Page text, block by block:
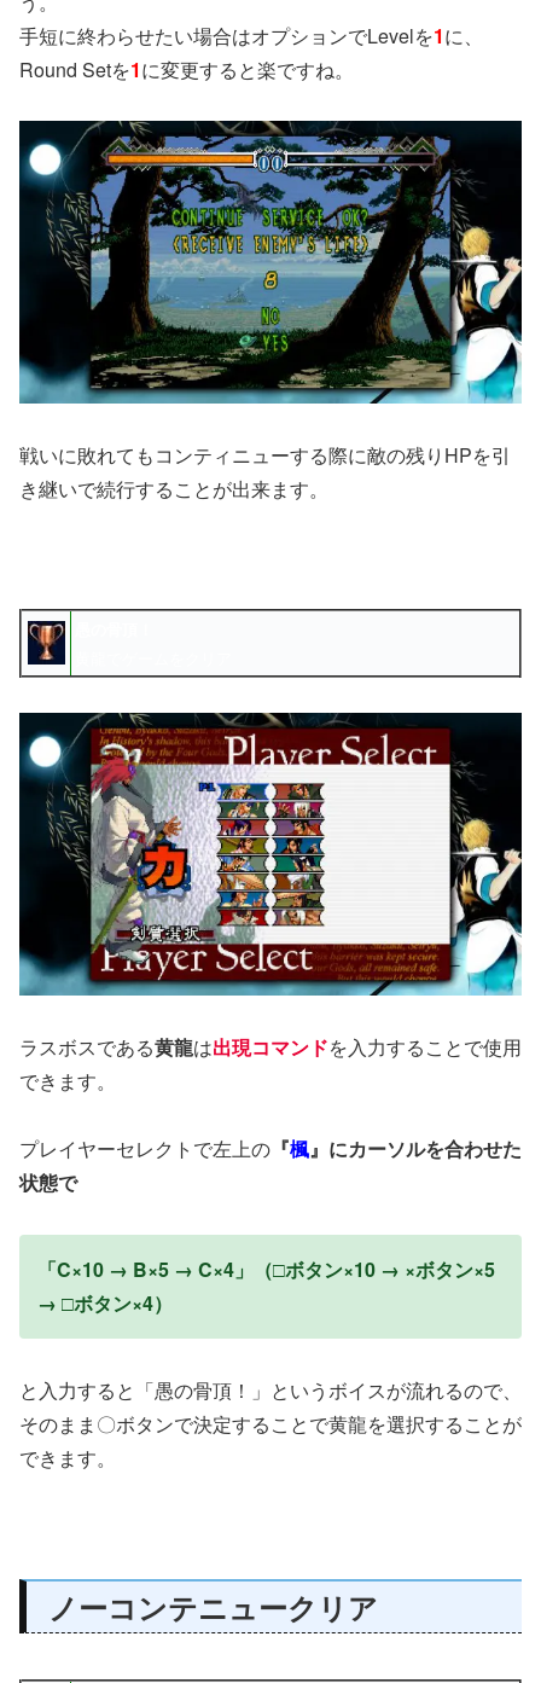
手短に終わらせたい場合はオプションでLevelを1に、
Round Setを1に変更すると楽ですね。
戦いに敗れてもコンティニューする際に敵の残りHPを引
き継いで続行することが出来ます。
ラスボスである黄龍は出現コマンドを入力することで使用
できます。
プレイヤーセレクトで左上の 『楓』にカーソルを合わせた
状態で
「C×10 → B×5 → C×4」（□ボタン×10 → ×ボタン×5
→ □ボタン×4）
と入力すると「愚の骨頂！」というボイスが流れるので、
そのまま〇ボタンで決定することで黄龍を選択することが
できます。
ノーコンテニュークリア